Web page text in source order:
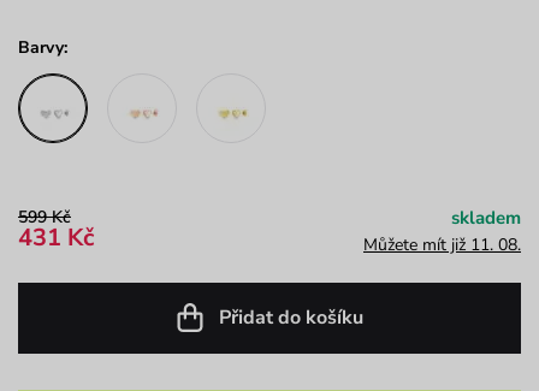
Barvy:
599 Kč
431 Kč
skladem
Můžete mít již 11. 08.
Přidat do košíku